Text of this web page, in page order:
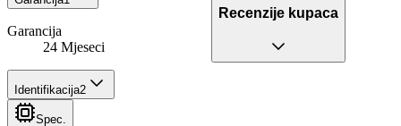
Garancija
24 Mjeseci
Identifikacija2
Recenzije kupaca
Spec.